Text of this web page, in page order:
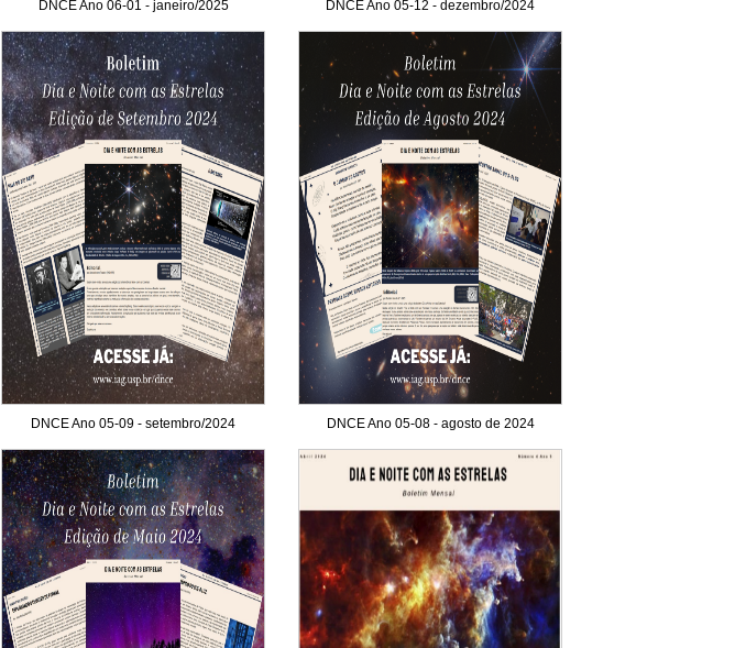
DNCE Ano 06-01 - janeiro/2025 DNCE Ano 05-12 - dezembro/2024
DNCE Ano 05-09 - setembro/2024 DNCE Ano 05-08 - agosto de 2024